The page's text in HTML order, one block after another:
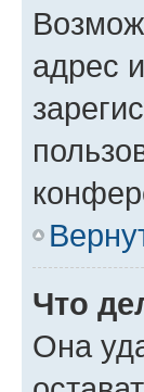
адрес
Что
Она